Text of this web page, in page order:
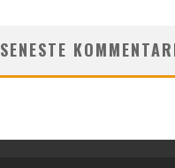
SENESTE